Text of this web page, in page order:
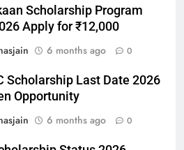
Scholarship Program
Apply for ₹12,000
6 months ago 0
Scholarship Last Date 2026
Opportunity
6 months ago 0